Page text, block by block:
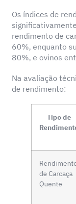
Os índices de
rendimento de
60%, enquanto
80%, e ovinos
Na avaliação
de rendimento:
Tipo de
de Carcaça
Quente